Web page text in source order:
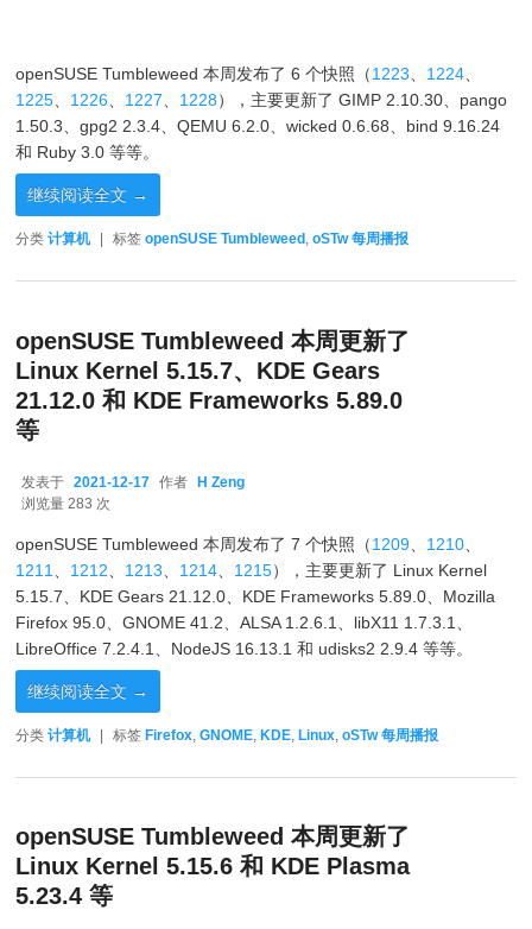
openSUSE Tumbleweed 本周发布了 6 个快照（1223、 1224、
1225、 1226、 1227、 1228），主要更新了 GIMP 2.10.30、pango
1.50.3、gpg2 2.3.4、QEMU 6.2.0、wicked 0.6.68、bind 9.16.24
和 Ruby 3.0 等等。
继续阅读全文 →
分类 计算机 标签 openSUSE Tumbleweed ,oSTw 每周播报
openSUSE Tumbleweed 本周更新了
Linux Kernel 5.15.7、KDE Gears
21.12.0 和 KDE Frameworks 5.89.0
等
发表于 2021-12-17 作者 H Zeng
浏览量 283 次
openSUSE Tumbleweed 本周发布了 7 个快照（1209 1210
1211
1212 1213 1214 1215），主要更新了 Linux Kernel
5.15.7、KDE Gears 21.12.0、KDE Frameworks 5.89.0、Mozilla
Firefox 95.0、GNOME 41.2、ALSA 1.2.6.1、libX11 1.7.3.1、
LibreOffice 7.2.4.1、NodeJS 16.13.1 和 udisks2 2.9.4 等等。
继续阅读全文 →
分类 计算机 | 标签 Firefox,GNOME,KDE,Linux,oSTw 每周播报
openSUSE Tumbleweed 本周更新了
Linux Kernel 5.15.6 和 KDE Plasma
5.23.4 等